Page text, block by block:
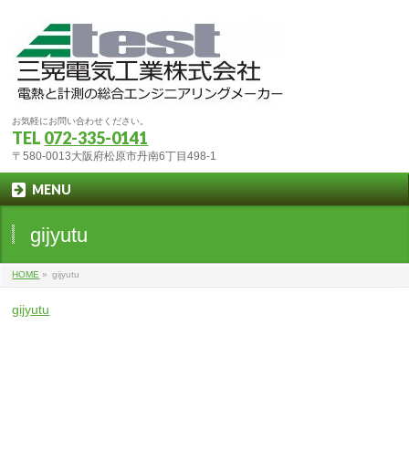
お気軽にお問い合わせください。
TEL 072-335-0141
〒580-0013大阪府松原市丹南6丁目498-1
MENU
gijyutu
HOME » gijyutu
gijyutu